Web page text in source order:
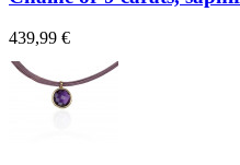
439,99 €